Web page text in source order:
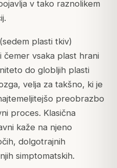
v tako raznolikem
(sedem plasti tkiv)
vsaka plast hrani
do globljih plasti
velja za takšno, ki je
preobrazbo
proces. Klasična
kaže na njeno
dolgotrajnih
simptomatskih.